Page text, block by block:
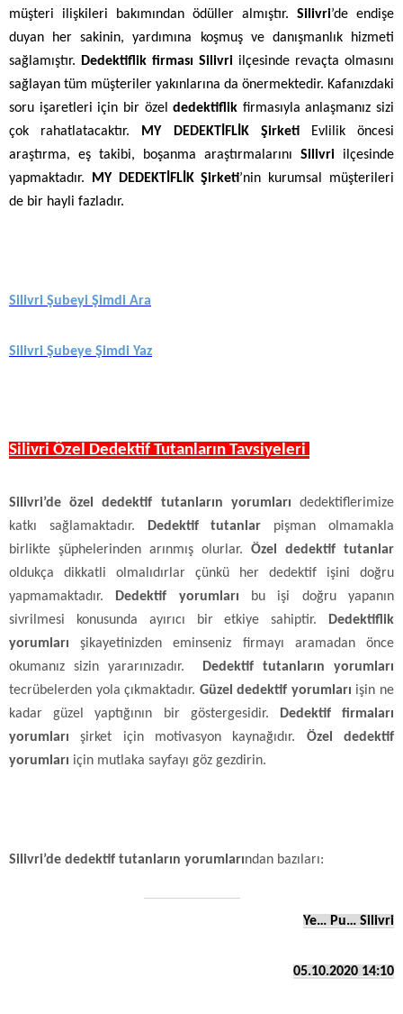
müşteri ilişkileri bakımından ödüller almıştır. Silivri’de endişe
duyan her sakinin, yardımına koşmuş ve danışmanlık hizmeti
sağlamıştır.
Dedektiflik firması Silivri ilçesinde revaçta olmasını
sağlayan tüm müşteriler yakınlarına da önermektedir. Kafanızdaki
soru işaretleri için bir özel dedektiflik firmasıyla anlaşmanız sizi
çok rahatlatacaktır. MY DEDEKTİFLİK Şirketi
Evlilik öncesi
araştırma, eş takibi, boşanma araştırmalarını Silivri ilçesinde
yapmaktadır.
MY DEDEKTİFLİK Şirketi’nin kurumsal müşterileri
de bir hayli fazladır.
Silivri Şubeyi Şimdi Ara
Silivri Şubeye Şimdi Yaz
Silivri Özel Dedektif Tutanların Tavsiyeleri
Silivri’de özel dedektif tutanların yorumları dedektiflerimize
katkı sağlamaktadır.
Dedektif tutanlar pişman olmamakla
birlikte şüphelerinden arınmış olurlar. Özel dedektif tutanlar
oldukça dikkatli olmalıdırlar çünkü her dedektif işini doğru
yapmamaktadır.
Dedektif yorumları
bu işi doğru yapanın
sivrilmesi konusunda ayırıcı bir etkiye sahiptir.
Dedektiflik
yorumlarışikayetinizden eminseniz firmayı aramadan önce
okumanız sizin yararınızadır.
Dedektif tutanların yorumları
tecrübelerden yola çıkmaktadır. Güzel dedektif yorumları işin ne
kadar güzel yaptığının bir göstergesidir.
Dedektif firmaları
yorumlarışirket için motivasyon kaynağıdır. Özel dedektif
yorumları için mutlaka sayfayı göz gezdirin.
Silivri’de dedektif tutanların yorumlarından bazıları:
Ye… Pu… Silivri
05.10.2020 14:10